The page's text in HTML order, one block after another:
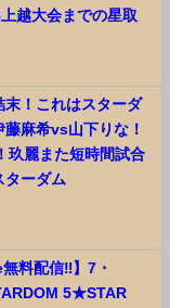
越大会までの星取
末！これはスターダ
麻希vs山下りな！
玖麗また短時間試合
ターダム
料配信‼️】7・
5★STAR